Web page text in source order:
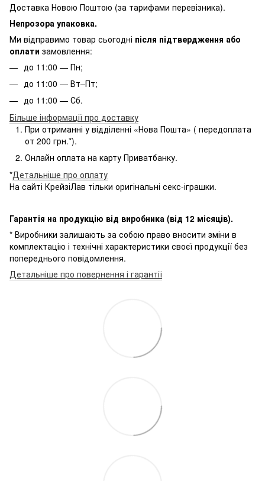
Доставка Новою Поштою (за тарифами перевізника).
Непрозора упаковка.
Ми відправимо товар сьогодні після підтвердження або
оплати замовлення:
до 11:00 — Пн;
до 11:00 — Вт–Пт;
до 11:00 — Сб.
Більше інформації про доставку
При отриманні у відділенні «Нова Пошта» ( передоплата
от 200 грн.*).
Онлайн оплата на карту Приватбанку.
*Детальніше про оплату
На сайті КрейзіЛав тільки оригінальні секс-іграшки.
Гарантія на продукцію від виробника (від 12 місяців).
* Виробники залишають за собою право вносити зміни в
комплектацію і технічні характеристики своєї продукції без
попереднього повідомлення.
Детальніше про повернення і гарантії